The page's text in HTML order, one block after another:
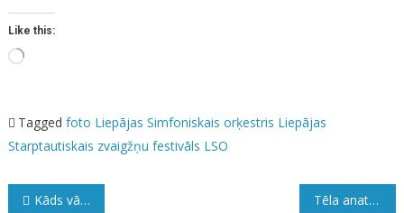
Like this:
Loading…
Tagged foto Liepājas Simfoniskais orķestris Liepājas
Starptautiskais zvaigžņu festivāls LSO
Ziņu
Kāds vārds par tējas naudu Tēla anatomija